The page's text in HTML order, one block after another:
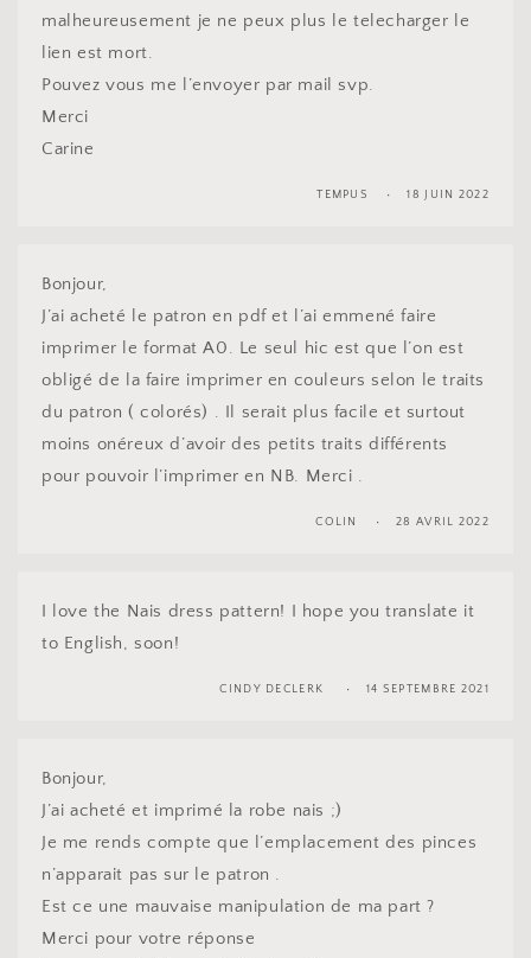
malheureusement je ne peux plus le telecharger le
lien est mort.
Pouvez vous me l’envoyer par mail svp.
Merci
Carine
TEMPUS 18 JUIN 2022
Bonjour,
J’ai acheté le patron en pdf et l’ai emmené faire
imprimer le format A0. Le seul hic est que l’on est
obligé de la faire imprimer en couleurs selon le traits
du patron ( colorés) . Il serait plus facile et surtout
moins onéreux d’avoir des petits traits différents
pour pouvoir l’imprimer en NB. Merci .
COLIN 28 AVRIL 2022
I love the Nais dress pattern! I hope you translate it
to English, soon!
CINDY DECLERK 14 SEPTEMBRE 2021
Bonjour,
J’ai acheté et imprimé la robe nais ;)
Je me rends compte que l’emplacement des pinces
n’apparait pas sur le patron .
Est ce une mauvaise manipulation de ma part ?
Merci pour votre réponse